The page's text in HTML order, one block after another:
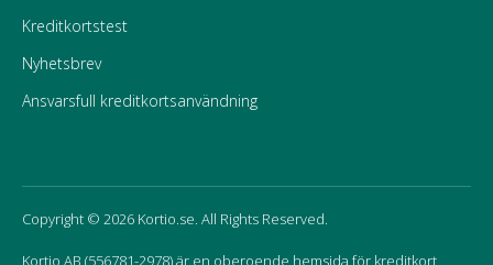
Kreditkortstest
Nyhetsbrev
Ansvarsfull kreditkortsanvändning
Copyright © 2026 Kortio.se. All Rights Reserved.
Kortio AB (556781-2978) är en oberoende hemsida för kreditkort